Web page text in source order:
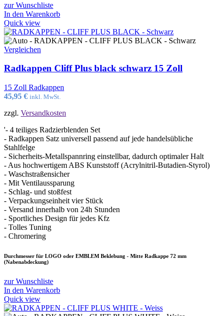
zur Wunschliste
In den Warenkorb
Quick view
Vergleichen
Radkappen Cliff Plus black schwarz 15 Zoll
15 Zoll Radkappen
45,95 € inkl. MwSt.
zzgl. Versandkosten
'- 4 teiliges Radzierblenden Set
- Radkappen Satz universell passend auf jede handelsübliche
Stahlfelge
- Sicherheits-Metallspannring einstellbar, dadurch optimaler Halt
- Aus hochwertigem ABS Kunststoff (Acrylnitril-Butadien-Styrol)
- Waschstraßensicher
- Mit Ventilaussparung
- Schlag- und stoßfest
- Verpackungseinheit vier Stück
- Versand innerhalb von 24h Stunden
- Sportliches Design für jedes Kfz
- Tolles Tuning
- Chromering
Durchmesser für LOGO oder EMBLEM Beklebung - Mitte Radkappe 72 mm
(Nabenabdeckung)
zur Wunschliste
In den Warenkorb
Quick view